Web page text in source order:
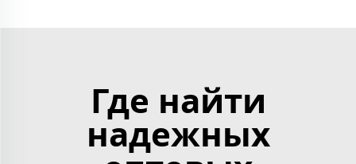
Где найти
надежных